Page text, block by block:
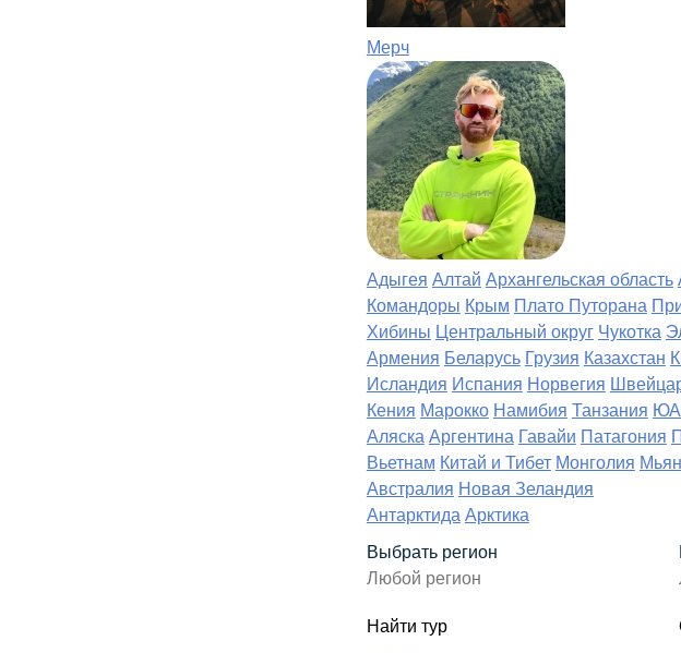
Мерч
Адыгея Алтай Архангельская область
Командоры Крым Плато Путорана
Хибины Центральный округ Чукотка
Армения Беларусь Грузия Казахстан
Исландия Испания Норвегия
Кения Марокко Намибия Танзания
Аляска Аргентина Гавайи Патагония
Вьетнам Китай и Тибет Монголия
Австралия Новая Зеландия
Антарктида Арктика
Выбрать регион
Найти тур